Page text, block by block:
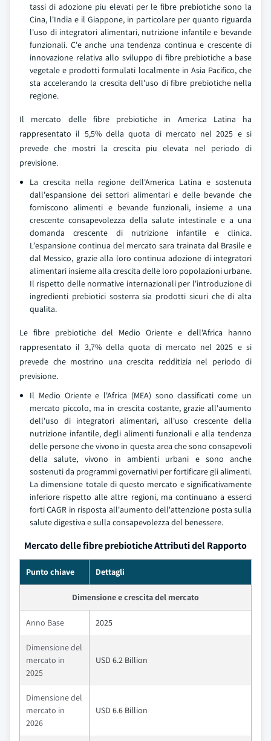
tassi di adozione piu elevati per le fibre prebiotiche sono la
Cina, l'India e il Giappone, in particolare per quanto riguarda
l'uso di integratori alimentari, nutrizione infantile e bevande
funzionali. C'e anche una tendenza continua e crescente di
innovazione relativa allo sviluppo di fibre prebiotiche a base
vegetale e prodotti formulati localmente in Asia Pacifico, che
sta accelerando la crescita dell'uso di fibre prebiotiche nella
regione.
Il mercato delle fibre prebiotiche in America Latina ha
rappresentato il 5,5% della quota di mercato nel 2025 e si
prevede che mostri la crescita piu elevata nel periodo di
previsione.
La crescita nella regione dell'America Latina e sostenuta
dall'espansione dei settori alimentari e delle bevande che
forniscono alimenti e bevande funzionali, insieme a una
crescente consapevolezza della salute intestinale e a una
domanda crescente di nutrizione infantile e clinica.
L'espansione continua del mercato sara trainata dal Brasile e
dal Messico, grazie alla loro continua adozione di integratori
alimentari insieme alla crescita delle loro popolazioni urbane.
Il rispetto delle normative internazionali per l'introduzione di
ingredienti prebiotici sosterra sia prodotti sicuri che di alta
qualita.
Le fibre prebiotiche del Medio Oriente e dell'Africa hanno
rappresentato il 3,7% della quota di mercato nel 2025 e si
prevede che mostrino una crescita redditizia nel periodo di
previsione.
Il Medio Oriente e l'Africa (MEA) sono classificati come un
mercato piccolo, ma in crescita costante, grazie all'aumento
dell'uso di integratori alimentari, all'uso crescente della
nutrizione infantile, degli alimenti funzionali e alla tendenza
delle persone che vivono in questa area che sono consapevoli
della salute, vivono in ambienti urbani e sono anche
sostenuti da programmi governativi per fortificare gli alimenti.
La dimensione totale di questo mercato e significativamente
inferiore rispetto alle altre regioni, ma continuano a esserci
forti CAGR in risposta all'aumento dell'attenzione posta sulla
salute digestiva e sulla consapevolezza del benessere.
Mercato delle fibre prebiotiche Attributi del Rapporto
Punto chiave Dettagli
Dimensione e crescita del mercato
Anno Base 2025
Dimensione del
mercato in
2025
USD 6.2 Billion
Dimensione del
mercato in
2026
USD 6.6 Billion